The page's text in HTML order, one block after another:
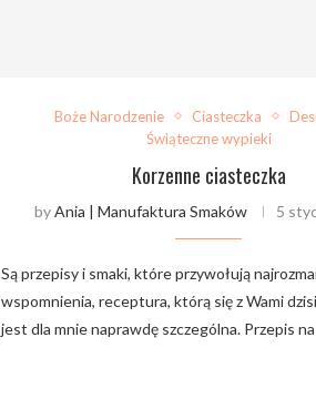
Boże Narodzenie Ciasteczka
Świąteczne wypieki
Korzenne ciasteczka
byAnia | Manufaktura Smaków 5
Są przepisy i smaki, które przywołują
wspomnienia, receptura, którą się z Wami
jest dla mnie naprawdę szczególna. Przepis